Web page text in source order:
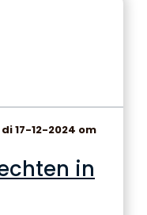
di 17-12-2024 om
in